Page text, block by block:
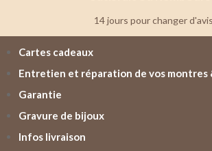
14 jours pour changer d'avis
Cartes cadeaux
Entretien et réparation de vos montres
Garantie
Gravure de bijoux
Infos livraison